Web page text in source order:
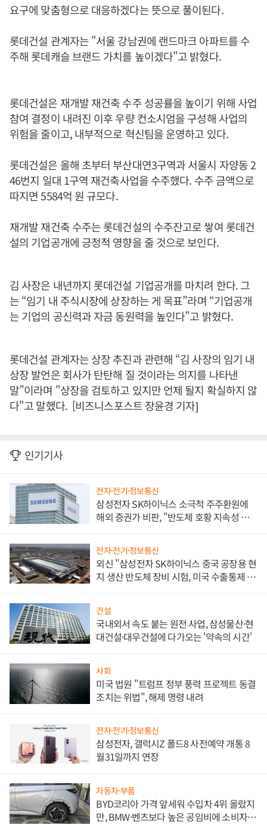
요구에 맞춤형으로 대응하겠다는 뜻으로 풀이된다.
롯데건설 관계자는 "서울 강남권에 랜드마크 아파트를 수
주해 롯데캐슬 브랜드 가치를 높이겠다"고 밝혔다.
롯데건설은 재개발 재건축 수주 성공률을 높이기 위해 사업
참여 결정이 내려진 이후 우량 컨소시엄을 구성해 사업의
위험을 줄이고, 내부적으로 혁신팀을 운영하고 있다.
롯데건설은 올해 초부터 부산대연3구역과 서울시 자양동 2
46번지 일대 1구역 재건축사업을 수주했다. 수주 금액으로
따지면 5584억 원 규모다.
재개발 재건축 수주는 롯데건설의 수주잔고로 쌓여 롯데건
설의 기업공개에 긍정적 영향을 줄 것으로 보인다.
김 사장은 내년까지 롯데건설 기업공개를 마치려 한다. 그
는 “임기 내 주식시장에 상장하는 게 목표”라며 “기업공개
는 기업의 공신력과 자금 동원력을 높인다”고 밝혔다.
롯데건설 관계자는 상장 추진과 관련해 “김 사장의 임기 내
상장 발언은 회사가 탄탄해 질 것이라는 의지를 나타낸
말”이라며 "상장을 검토하고 있지만 언제 될지 확실하지 않
다"고 말했다. [비즈니스포스트 장윤경 기자]
인기기사
전자·전기·정보통신
삼성전자 SK하이닉스 소극적 주주환원에
해외 증권가 비판, "반도체 호황 지속성 의
전자·전기·정보통신
외신 "삼성전자 SK하이닉스 중국 공장용 현
지 생산 반도체 장비 시험, 미국 수출통제 대
건설
국내외서 속도 붙는 원전 사업, 삼성물산·현
대건설·대우건설에 다가오는 '약속의 시간'
사회
미국 법원 "트럼프 정부 풍력 프로젝트 동결
조치는 위법", 해제 명령 내려
전자·전기·정보통신
삼성전자, 갤럭시Z 폴드8 사전예약 개통 8
월31일까지 연장
자동차·부품
BYD코리아 가격 앞세워 수입차 4위 올랐지
만, BMW·벤츠보다 높은 공임비에 소비자